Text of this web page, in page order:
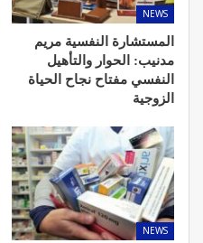
NEWS
المستشارة النفسية مريم
مدنيب: الحوار والتأهيل
النفسي مفتاح نجاح الحياة
الزوجية
NEWS